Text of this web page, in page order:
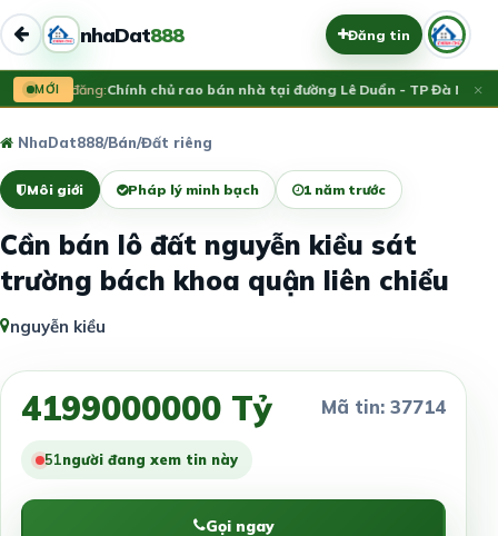
nhaDat888 Đăng tin
MỚI
Vừa đăng:Chính chủ rao bán nhà tại đường Lê Duẩn - TP Đà Nẵng;
×
NhaDat888/Bán/Đất riêng
Môi giới Pháp lý minh bạch 1 năm trước
Cần bán lô đất nguyễn kiều sát
trường bách khoa quận liên chiểu
nguyễn kiều
4199000000 Tỷ Mã tin: 37714
51người đang xem tin này
Gọi ngay